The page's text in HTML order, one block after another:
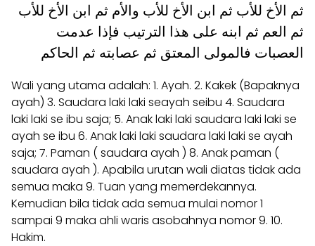
ثم الأخ للأب ثم ابن الأخ للأب والأم ثم ابن الأخ للأب
ثم العم ثم ابنه على هذا الترتيب فإذا عدمت
العصبات فالمولى المعتق ثم عصابته ثم الحاكم
Wali yang utama adalah: 1. Ayah. 2. Kakek (Bapaknya
ayah) 3. Saudara laki laki seayah seibu 4. Saudara
laki laki se ibu saja; 5. Anak laki laki saudara laki laki se
ayah se ibu 6. Anak laki laki saudara laki laki se ayah
saja; 7. Paman ( saudara ayah ) 8. Anak paman (
saudara ayah ). Apabila urutan wali diatas tidak ada
semua maka 9. Tuan yang memerdekannya.
Kemudian bila tidak ada semua mulai nomor 1
sampai 9 maka ahli waris asobahnya nomor 9. 10.
Hakim.